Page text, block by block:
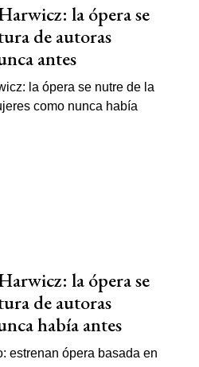
la ópera se
de autoras
antes
la ópera se
de autoras
había antes